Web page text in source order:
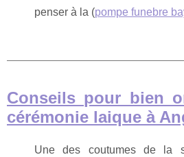
penser à la (pompe funebre
Conseils pour bien
cérémonie laique à
Une des coutumes de la